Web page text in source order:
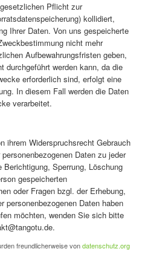
Pflicht zur
kollidiert,
Ihrer Daten. Von uns gespeicherte
nicht mehr
Aufbewahrungsfristen geben,
durchgeführt werden kann, da die
erforderlich sind, erfolgt eine
In diesem Fall werden die Daten
verarbeitet.
ihrem Widerspruchsrecht Gebrauch
Daten zu jeder
Sperrung, Löschung
gespeicherten
oder Fragen bzgl. der Erhebung,
personenbezogenen Daten haben
möchten, wenden Sie sich bitte
freundlicherweise vondatenschutz.org